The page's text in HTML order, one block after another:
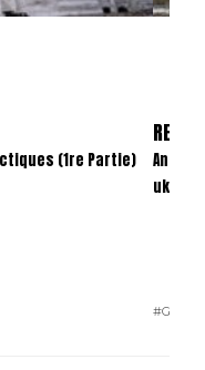
(1re Partie)